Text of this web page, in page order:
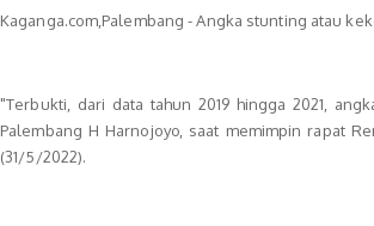
Kaganga.com,Palembang - Angka stunting atau
"Terbukti, dari data tahun 2019 hingga 2021,
Palembang H Harnojoyo, saat memimpin rapat
(31/5/2022).